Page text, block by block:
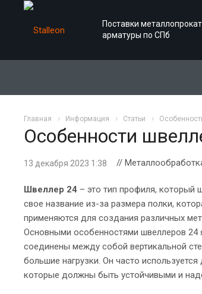
Поставки
арматуры по СПб
Главная Информация Статьи
Особенности
13 декабря 2023 1:38 //
Швеллер 24 – это тип профиля, который
свое название из-за размера полки,
применяются для создания различных
Основными особенностями швеллеров 24
соединены между собой вертикальной
большие нагрузки. Он часто
которые должны быть устойчивыми и